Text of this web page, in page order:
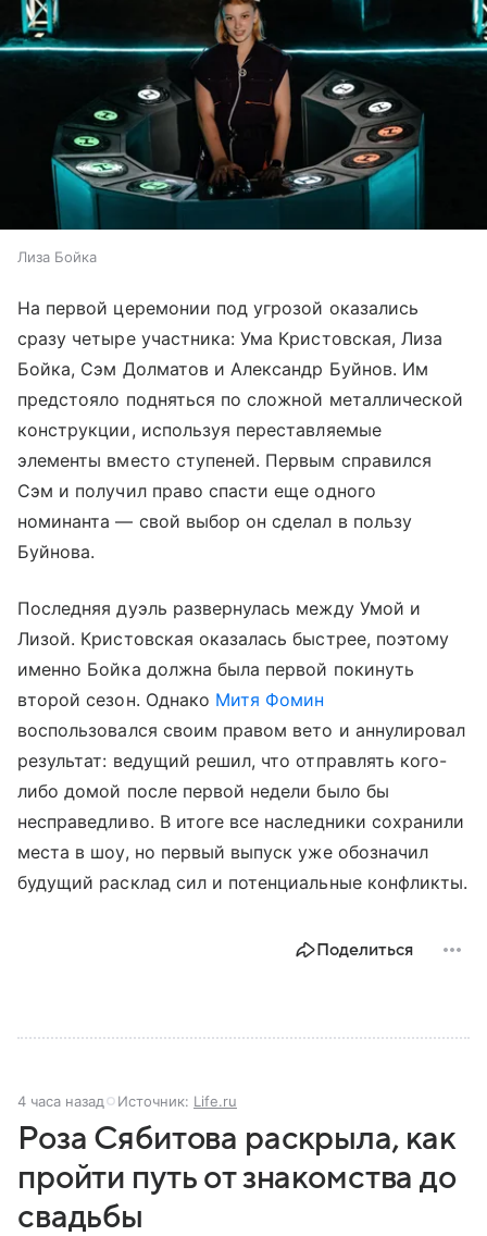
Лиза Бойка
На первой церемонии под угрозой оказались
сразу четыре участника: Ума Кристовская, Лиза
Бойка, Сэм Долматов и Александр Буйнов. Им
предстояло подняться по сложной металлической
конструкции, используя переставляемые
элементы вместо ступеней. Первым справился
Сэм и получил право спасти еще одного
номинанта — свой выбор он сделал в пользу
Буйнова.
Последняя дуэль развернулась между Умой и
Лизой. Кристовская оказалась быстрее, поэтому
именно Бойка должна была первой покинуть
второй сезон. Однако Митя Фомин
воспользовался своим правом вето и аннулировал
результат: ведущий решил, что отправлять кого-
либо домой после первой недели было бы
несправедливо. В итоге все наследники сохранили
места в шоу, но первый выпуск уже обозначил
будущий расклад сил и потенциальные конфликты.
Поделиться
4 часа назад Источник: Life.ru
Роза Сябитова раскрыла, как
пройти путь от знакомства до
свадьбы